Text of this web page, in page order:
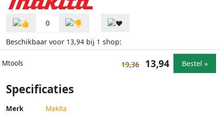
0
Beschikbaar voor 13,94 bij 1 shop:
Mtools 19,36 13,94 Bestel »
Specificaties
Merk Makita